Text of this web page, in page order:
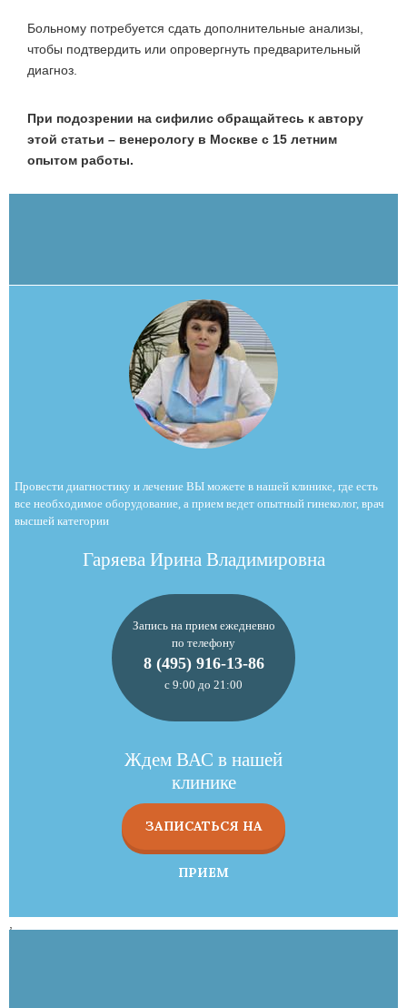
Больному потребуется сдать дополнительные анализы,
чтобы подтвердить или опровергнуть предварительный
диагноз.
При подозрении на сифилис обращайтесь к автору
этой статьи – венерологу в Москве с 15 летним
опытом работы.
Провести диагностику и лечение ВЫ можете в нашей клинике, где есть
все необходимое оборудование, а прием ведет опытный гинеколог, врач
высшей категории
Гаряева Ирина Владимировна
Запись на прием ежедневно
по телефону
8 (495) 916-13-86
с 9:00 до 21:00
Ждем ВАС в нашей
клинике
ЗАПИСАТЬСЯ НА
ПРИЕМ
,